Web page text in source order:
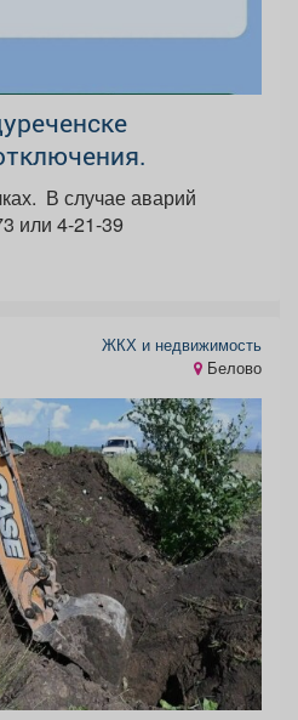
или 4-21-39
ЖКХ и недвижимость
Белово